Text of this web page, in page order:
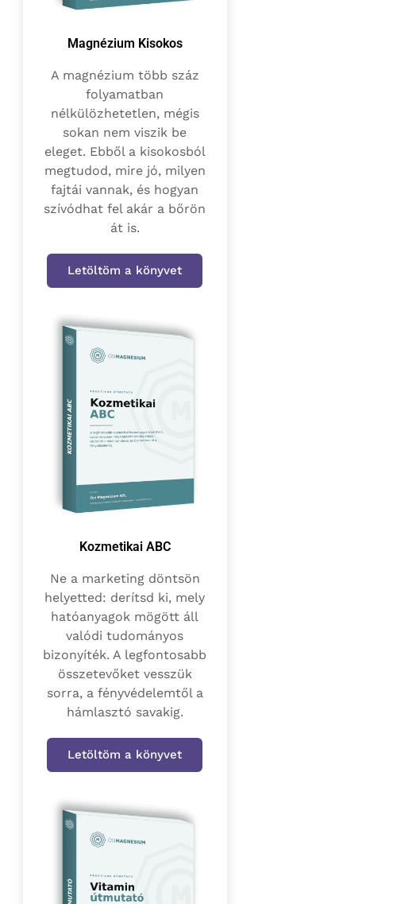
Magnézium Kisokos
A magnézium több száz
folyamatban
nélkülözhetetlen, mégis
sokan nem viszik be
eleget. Ebből a kisokosból
megtudod, mire jó, milyen
fajtái vannak, és hogyan
szívódhat fel akár a bőrön
át is.
Letöltöm a könyvet
Kozmetikai ABC
Ne a marketing döntsön
helyetted: derítsd ki, mely
hatóanyagok mögött áll
valódi tudományos
bizonyíték. A legfontosabb
összetevőket vesszük
sorra, a fényvédelemtől a
hámlasztó savakig.
Letöltöm a könyvet